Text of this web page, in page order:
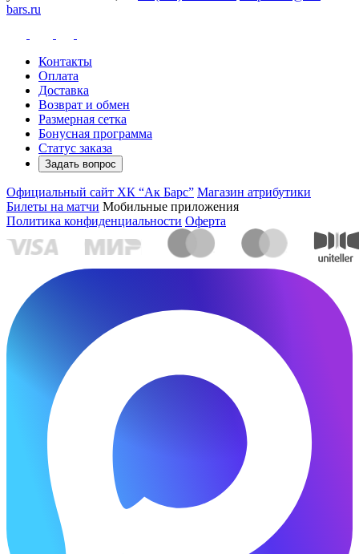
bars.ru
Контакты
Оплата
Доставка
Возврат и обмен
Размерная сетка
Бонусная программа
Статус заказа
Задать вопрос
Официальный сайт ХК “Ак Барс” Магазин атрибутики
Билеты на матчи Мобильные приложения
Политика конфиденциальности Оферта